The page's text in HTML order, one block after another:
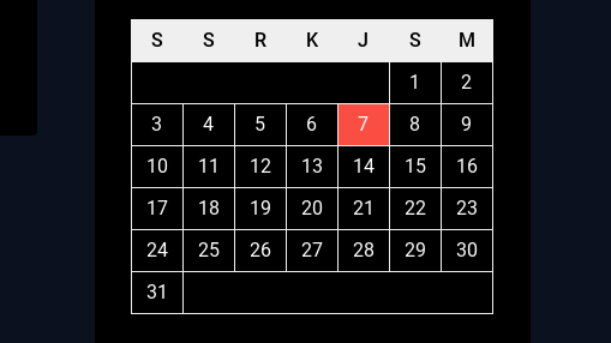
S S R K J S
M
1
2
3
4 5 6 7 8
9
10
11 12 13 14 15
16
17
18 19 20 21 22
23
24
25 26 27 28 29
30
31